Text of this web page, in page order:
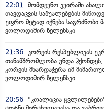
22:01
მომდევნო კვირაში
თავდაცვის საშუალებების
უფრო მეტად იქნება საგრძნობი
ვოლოდიმირ ზელენსკი
21:36
კორეის რესპუბლიკას
თანამშრომლობა უნდა
კორეის მხარდაჭერა იმ
ვოლოდიმირ ზელენსკი
20:56
"კოალიცია ცვლილებები"